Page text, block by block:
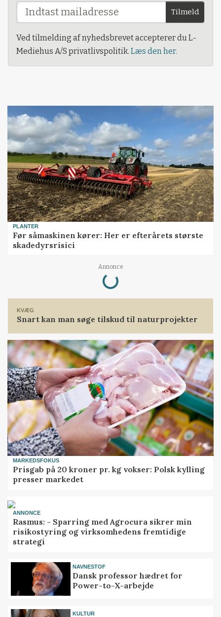
Tilmeld
Ved tilmelding af nyhedsbrevet accepterer du L-
Mediehus A/S privatlivspolitik. Læs den her.
PLANTER
Før såmaskinen kører: Her er efterårets største
skadedyrsrisici
Annonce
Loading...
KVÆG
Snart kan man søge tilskud til naturprojekter
MARKEDSFOKUS
Prisgab på 20 kroner pr. kg vokser: Polsk kylling
presser markedet
ANNONCE
Rasmus: - Sparring med Agrocura sikrer min
risikostyring og virksomhedens fremtidige
strategi
NAVNESTOF
Dansk professor hædret for
Power-to-X-arbejde
KULTUR